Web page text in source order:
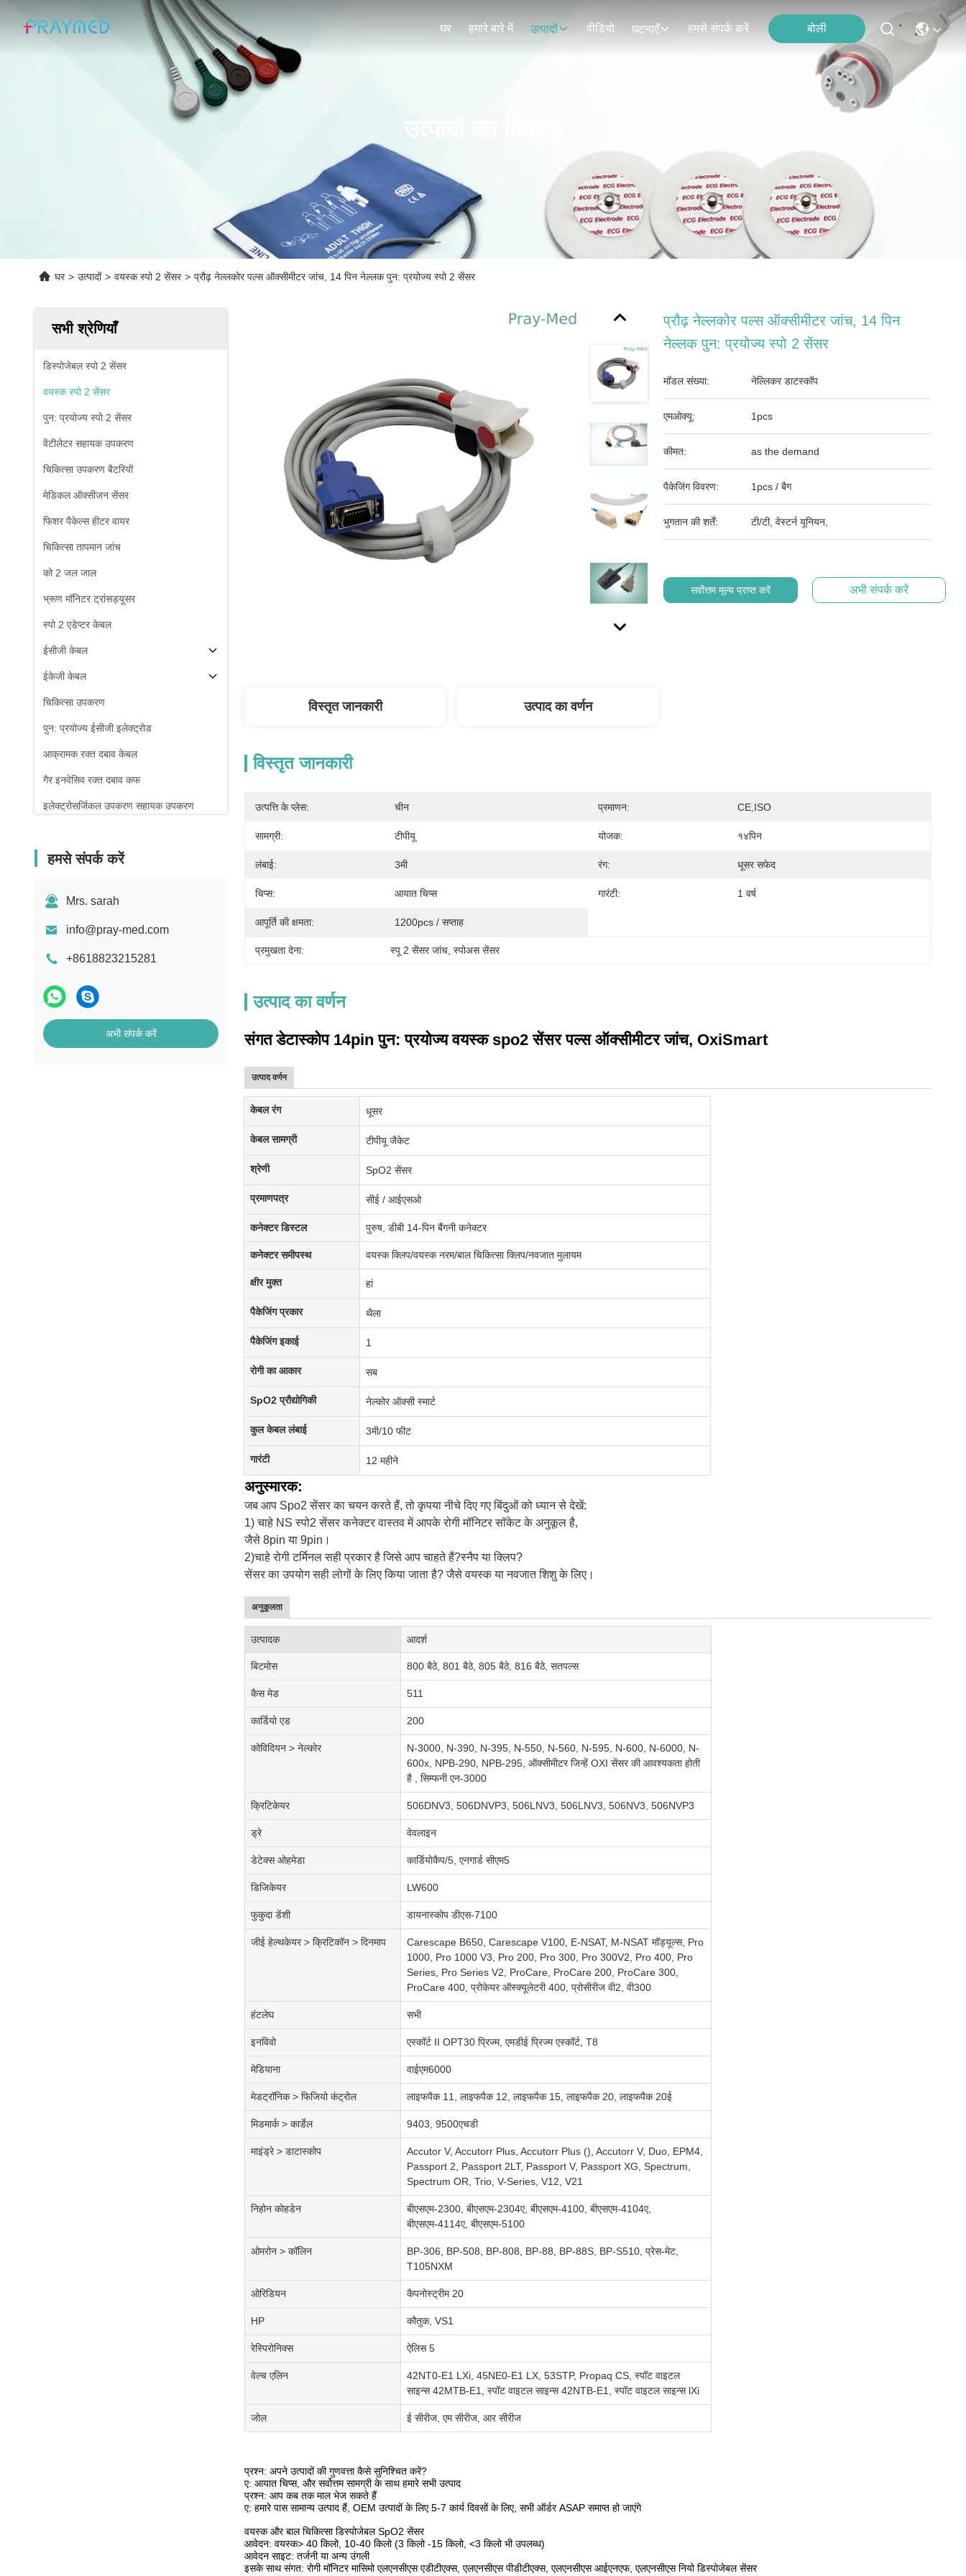
घर हमारे बारे में उत्पादों वीडियो घटनाएँ हमसे संपर्क करें बोली
घर > उत्पादों > वयस्क स्पो 2 सेंसर > प्रौढ़ नेल्लकोर पल्स ऑक्सीमीटर जांच, 14 पिन नेल्लक पुन: प्रयोज्य स्पो 2 सेंसर
सभी श्रेणियाँ
डिस्पोजेबल स्पो 2 सेंसर
वयस्क स्पो 2 सेंसर
पुन: प्रयोज्य स्पो 2 सेंसर
वेंटीलेटर सहायक उपकरण
चिकित्सा उपकरण बैटरियों
मेडिकल ऑक्सीजन सेंसर
फिशर पैकेल्स हीटर वायर
चिकित्सा तापमान जांच
को 2 जल जाल
भ्रूण मॉनिटर ट्रांसड्यूसर
स्पो 2 एडेप्टर केबल
ईसीजी केबल
ईकेजी केबल
चिकित्सा उपकरण
पुन: प्रयोज्य ईसीजी इलेक्ट्रोड
आक्रामक रक्त दबाव केबल
गैर इनवेसिव रक्त दबाव कफ
इलेक्ट्रोसर्जिकल उपकरण सहायक उपकरण
हमसे संपर्क करें
Mrs. sarah
info@pray-med.com
+8618823215281
अभी संपर्क करें
प्रौढ़ नेल्लकोर पल्स ऑक्सीमीटर जांच, 14 पिन
नेल्लक पुन: प्रयोज्य स्पो 2 सेंसर
मॉडल संख्या: नेल्लिकर डाटस्कॉप
एमओक्यू: 1pcs
कीमत: as the demand
पैकेजिंग विवरण: 1pcs / बैग
भुगतान की शर्तें: टी/टी, वेस्टर्न यूनियन,
सर्वोत्तम मूल्य प्राप्त करें अभी संपर्क करें
विस्तृत जानकारी उत्पाद का वर्णन
विस्तृत जानकारी
उत्पत्ति के प्लेस: चीन प्रमाणन: CE,ISO
सामग्री: टीपीयू योजक: १४पिन
लंबाई: 3मी रंग: धूसर सफेद
चिप्स: आयात चिप्स गारंटी: 1 वर्ष
आपूर्ति की क्षमता: 1200pcs / सप्ताह
प्रमुखता देना: स्पू 2 सेंसर जांच , स्पोअस सेंसर
उत्पाद का वर्णन
संगत डेटास्कोप 14pin पुन: प्रयोज्य वयस्क spo2 सेंसर पल्स ऑक्सीमीटर जांच, OxiSmart
उत्पाद वर्णन
केबल रंग धूसर
केबल सामग्री टीपीयू जैकेट
श्रेणी SpO2 सेंसर
प्रमाणपत्र सीई / आईएसओ
कनेक्टर डिस्टल पुरुष, डीबी 14-पिन बैंगनी कनेक्टर
कनेक्टर समीपस्थ वयस्क क्लिप/वयस्क नरम/बाल चिकित्सा क्लिप/नवजात मुलायम
क्षीर मुक्त हां
पैकेजिंग प्रकार थैला
पैकेजिंग इकाई 1
रोगी का आकार सब
SpO2 प्रौद्योगिकी नेल्कोर ऑक्सी स्मार्ट
कुल केबल लंबाई 3मी/10 फीट
गारंटी 12 महीने
अनुस्मारक:
जब आप Spo2 सेंसर का चयन करते हैं, तो कृपया नीचे दिए गए बिंदुओं को ध्यान से देखें:
1)चाहे NS स्पो2 सेंसरकनेक्टर वास्तव में आपके रोगी मॉनिटर सॉकेट के अनुकूल है,
जैसे 8pin या 9pin।
2)चाहेरोगी टर्मिनल सही प्रकार है जिसे आप चाहते हैं?स्नैप या क्लिप?
सेंसर का उपयोग सही लोगों के लिए किया जाता है?जैसे वयस्क या नवजात शिशु के लिए।
अनुकूलता
उत्पादक आदर्श
बिटमोस 800 बैठे, 801 बैठे, 805 बैठे, 816 बैठे, सतपल्स
कैस मेड 511
कार्डियो एड 200
कोविदियन > नेल्कोर
N-3000, N-390, N-395, N-550, N-560, N-595, N-600, N-6000, N-
600x, NPB-290, NPB-295, ऑक्सीमीटर जिन्हें OXI सेंसर की आवश्यकता होती
है , सिम्फनी एन-3000
क्रिटिकेयर 506DNV3, 506DNVP3, 506LNV3, 506LNV3, 506NV3, 506NVP3
ड्रे वेवलाइन
डेटेक्स ओहमेडा कार्डियोकैप/5, एनगार्ड सीएम5
डिजिकेयर LW600
फुकुदा डेंशी डायनास्कोप डीएस-7100
जीई हेल्थकेयर > क्रिटिकॉन > दिनमाप
Carescape B650, Carescape V100, E-NSAT, M-NSAT मॉड्यूल्स, Pro
1000, Pro 1000 V3, Pro 200, Pro 300, Pro 300V2, Pro 400, Pro
Series, Pro Series V2, ProCare, ProCare 200, ProCare 300,
ProCare 400, प्रोकेयर ऑस्क्यूलेटरी 400, प्रोसीरीज वी2, वी300
हंटलेघ सभी
इनविवो एस्कॉर्ट II OPT30 प्रिज्म, एमडीई प्रिज्म एस्कॉर्ट, T8
मेडियाना वाईएम6000
मेडट्रॉनिक > फिजियो कंट्रोल लाइफपैक 11, लाइफपैक 12, लाइफपैक 15, लाइफपैक 20, लाइफपैक 20ई
मिडमार्क > कार्डेल 9403, 9500एचडी
माइंड्रे > डाटास्कोप
Accutor V, Accutorr Plus, Accutorr Plus (), Accutorr V, Duo, EPM4,
Passport 2, Passport 2LT, Passport V, Passport XG, Spectrum,
Spectrum OR, Trio, V-Series, V12, V21
निहोन कोहडेन
बीएसएम-2300, बीएसएम-2304ए, बीएसएम-4100, बीएसएम-4104ए,
बीएसएम-4114ए, बीएसएम-5100
ओमरोन > कॉलिन
BP-306, BP-508, BP-808, BP-88, BP-88S, BP-S510, प्रेस-मेट,
T105NXM
ओरिडियन कैपनोस्ट्रीम 20
HP कौतुक, VS1
रेस्पिरोनिक्स ऐलिस 5
वेल्च एलिन
42NT0-E1 LXi, 45NE0-E1 LX, 53STP, Propaq CS, स्पॉट वाइटल
साइन्स 42MTB-E1, स्पॉट वाइटल साइन्स 42NTB-E1, स्पॉट वाइटल साइन्स lXi
जोल ई सीरीज, एम सीरीज, आर सीरीज
प्रश्न: अपने उत्पादों की गुणवत्ता कैसे सुनिश्चित करें?
ए: आयात चिप्स, और सर्वोत्तम सामग्री के साथ हमारे सभी उत्पाद
प्रश्न: आप कब तक माल भेज सकते हैं
ए: हमारे पास सामान्य उत्पाद हैं, OEM उत्पादों के लिए 5-7 कार्य दिवसों के लिए, सभी ऑर्डर ASAP समाप्त हो जाएंगे
वयस्क और बाल चिकित्सा डिस्पोजेबल SpO2 सेंसर
आवेदन: वयस्क> 40 किलो, 10-40 किलो (3 किलो -15 किलो, <3 किलो भी उपलब्ध)
आवेदन साइट: तर्जनी या अन्य उंगली
इसके साथ संगत: रोगी मॉनिटर मासिमो एलएनसीएस एडीटीएक्स, एलएनसीएस पीडीटीएक्स, एलएनसीएस आईएनएफ, एलएनसीएस नियो डिस्पोजेबल सेंसर